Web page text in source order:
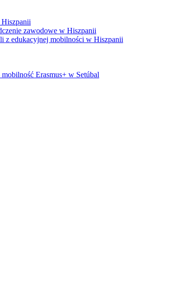
zawodowe w Hiszpanii
z edukacyjnej mobilności w Hiszpanii
Erasmus+ w Setúbal